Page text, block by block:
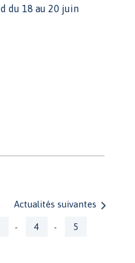
du 18 au 20 juin
Actualités suivantes
- 4 - 5